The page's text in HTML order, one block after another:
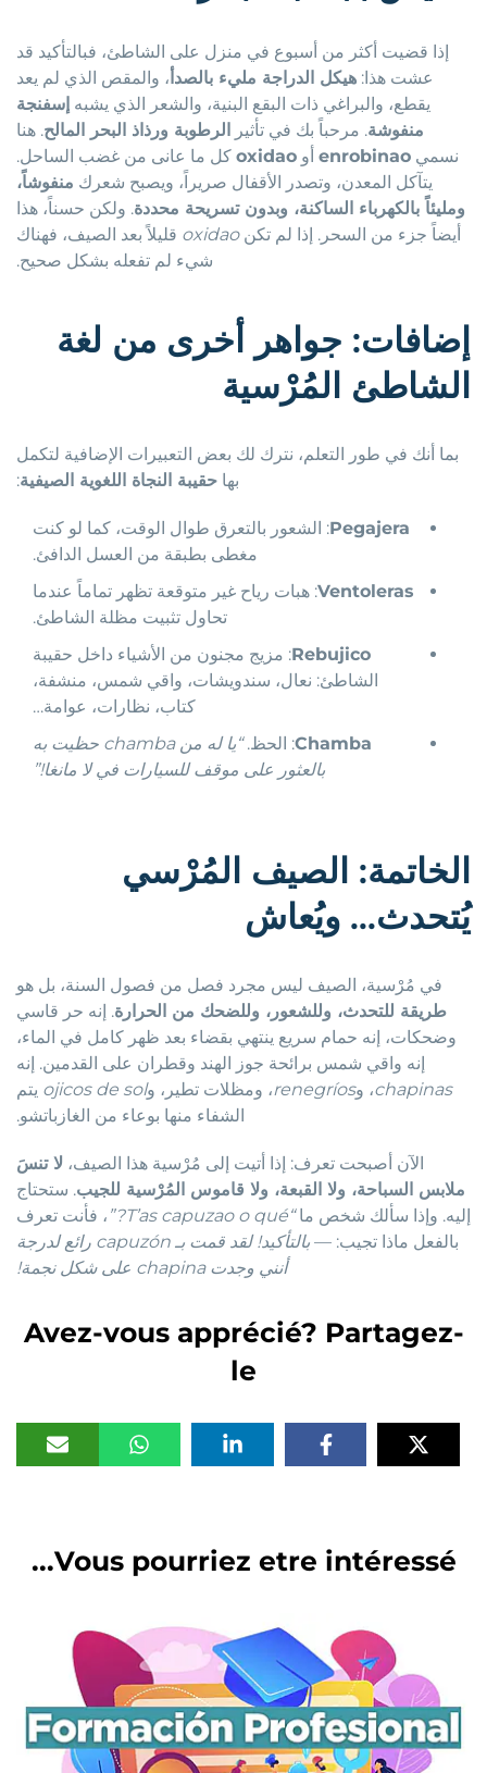
إذا قضيت أكثر من أسبوع في منزل على الشاطئ، فبالتأكيد قد
عشت هذا: هيكل الدراجة مليء بالصدأ ، والمقص الذي لم يعد
يقطع، والبراغي ذات البقع البنية، والشعر الذي يشبه إسفنجة
منفوشة. مرحباً بك في تأثير الرطوبة ورذاذ البحر المالح. هنا
نسمي enrobinaoأو oxidaoكل ما عانى من غضب الساحل.
يتآكل المعدن، وتصدر الأقفال صريراً، ويصبح شعرك منفوشاً،
ومليئاً بالكهرباء الساكنة، وبدون تسريحة محددة. ولكن حسناً، هذا
أيضاً جزء من السحر. إذا لم تكن oxidaoقليلاً بعد الصيف، فهناك
شيء لم تفعله بشكل صحيح.
إضافات: جواهر أخرى من لغة
الشاطئ المُرْسية
بما أنك في طور التعلم، نترك لك بعض التعبيرات الإضافية لتكمل
بها حقيبة النجاة اللغوية الصيفية:
Pegajera: الشعور بالتعرق طوال الوقت، كما لو كنت
مغطى بطبقة من العسل الدافئ.
Ventoleras: هبات رياح غير متوقعة تظهر تماماً عندما
تحاول تثبيت مظلة الشاطئ.
Rebujico: مزيج مجنون من الأشياء داخل حقيبة
الشاطئ: نعال، سندويشات، واقي شمس، منشفة،
كتاب، نظارات، عوامة…
Chamba: الحظ.
“يا له من chamba حظيت به
بالعثور على موقف للسيارات في لا مانغا!”
الخاتمة: الصيف المُرْسي
يُتحدث… ويُعاش
في مُرْسية، الصيف ليس مجرد فصل من فصول السنة، بل هو
طريقة للتحدث، وللشعور، وللضحك من الحرارة. إنه حر قاسي
وضحكات، إنه حمام سريع ينتهي بقضاء بعد ظهر كامل في الماء،
إنه واقي شمس برائحة جوز الهند وقطران على القدمين. إنه
chapinas، وrenegríos، ومظلات تطير، وojicos de solيتم
الشفاء منها بوعاء من الغازباتشو.
الآن أصبحت تعرف: إذا أتيت إلى مُرْسية هذا الصيف، لا تنسَ
ملابس السباحة، ولا القبعة، ولا قاموس المُرْسية للجيب. ستحتاج
إليه. وإذا سألك شخص ما“T’as capuzao o qué?”
، فأنت تعرف
بالفعل ماذا تجيب: —
بالتأكيد! لقد قمت بـ capuzón رائع لدرجة
أنني وجدت chapina على شكل نجمة!
Avez-vous apprécié? Partagez-
le
Vous pourriez etre intéressé...